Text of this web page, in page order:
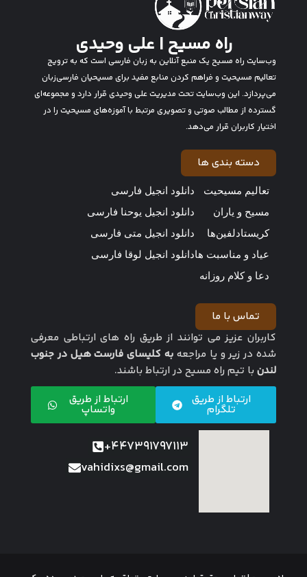
راه مسیح | علی وحیدی
وب‌سایت راه مسیح یک منبع آنلاین به زبان فارسی است که به ترویج
تعالیم مسیحیت و فراهم کردن منابع مفید برای مسیحیان فارسی‌زبان
می‌پردازد. این وب‌سایت تحت مدیریت علی وحیدی قرار دارد و مجموعه‌ای
گسترده از مطالب صوتی و تصویری مرتبط با آموزه‌های مسیحیت را در
اختیار کاربران قرار می‌دهد.
دسته بندی ها
تعالیم مسیحیت
مسیح و یاران
کریستادلفین‌ها
عیاد و مناسبت ها
دعا و کلام روزانه
دانلود انجیل فارسی
دانلود انجیل یوحنا فارسی
دانلود انجیل متی فارسی
دانلود انجیل لوقا فارسی
تماس با ما
کاربران عزیز می توانند از طریق راه های ارتباطی معرفی
شده در زیر و یا مراجعه به کلیسای فارست هیل در جنوب
لندن با تیم راه مسیح در ارتباط باشند.
ارتباط از طریق
تلگرام
ارتباط از طریق
واتساپ
447391797113+
vahidixs@gmail.com